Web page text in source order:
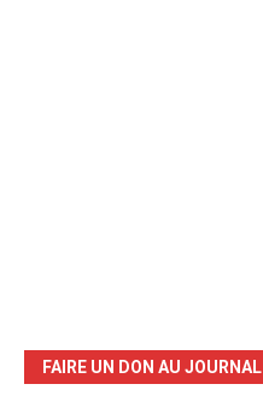
FAIRE UN DON AU JOURNAL